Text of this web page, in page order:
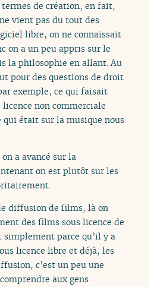
termes de création, en fait,
vient pas du tout des
libre, on ne connaissait
on a un peu appris sur le
la philosophie en allant. Au
pour des questions de droit
exemple, ce qui faisait
non commerciale
qui était sur la musique nous
a avancé sur la
on est plutôt sur les
diffusion de films, là on
des films sous licence de
parce qu’il y a
licence libre et déjà, les
c’est un peu une
aux gens